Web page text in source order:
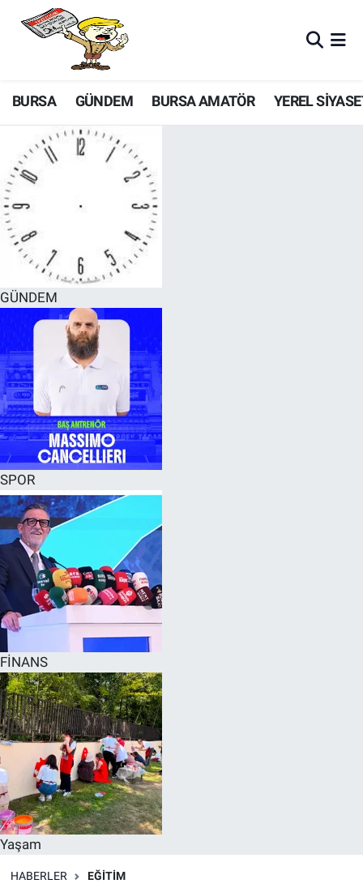
BURSA GÜNDEM BURSA AMATÖR YEREL
GÜNDEM
SPOR
FİNANS
Yaşam
HABERLER EĞİTİM